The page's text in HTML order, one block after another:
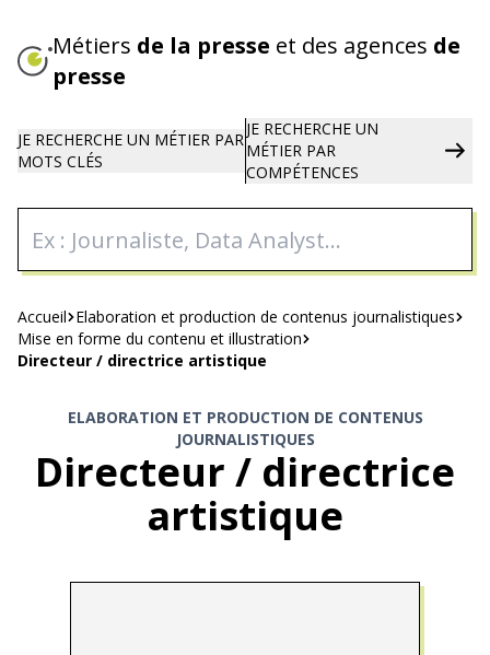
au
contenu
Métiers de la presse et des agences de
presse
JE RECHERCHE UN MÉTIER PAR
MOTS CLÉS
JE RECHERCHE UN
MÉTIER PAR
COMPÉTENCES
Fil
d'Ariane
Accueil Elaboration et production de contenus journalistiques
Mise en forme du contenu et illustration
Directeur / directrice artistique
ELABORATION ET PRODUCTION DE CONTENUS
JOURNALISTIQUES
Directeur / directrice
artistique